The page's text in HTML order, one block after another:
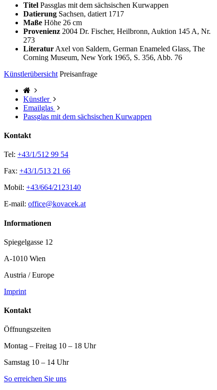
Titel Passglas mit dem sächsischen Kurwappen
Datierung Sachsen, datiert 1717
Maße Höhe 26 cm
Provenienz 2004 Dr. Fischer, Heilbronn, Auktion 145 A, Nr.
273
Literatur Axel von Saldern, German Enameled Glass, The
Corning Museum, New York 1965, S. 356, Abb. 76
Künstlerübersicht Preisanfrage
Künstler
Emailglas
Passglas mit dem sächsischen Kurwappen
Kontakt
Tel: +43/1/512 99 54
Fax: +43/1/513 21 66
Mobil: +43/664/2123140
E-mail: office@kovacek.at
Informationen
Spiegelgasse 12
A-1010 Wien
Austria / Europe
Imprint
Kontakt
Öffnungszeiten
Montag – Freitag 10 – 18 Uhr
Samstag 10 – 14 Uhr
So erreichen Sie uns